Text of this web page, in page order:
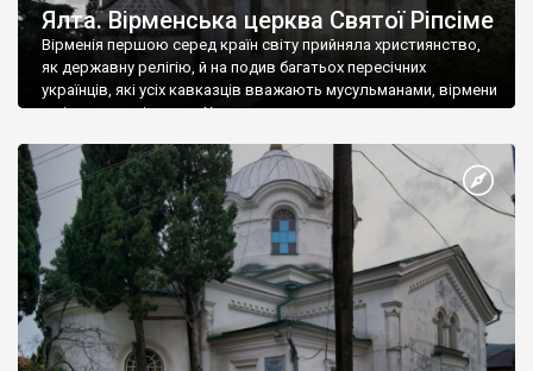
Ялта. Вірменська церква Святої Ріпсіме
Вірменія першою серед країн світу прийняла християнство,
як державну релігію, й на подив багатьох пересічних
українців, які усіх кавказців вважають мусульманами, вірмени
є відданими вірянами Христа